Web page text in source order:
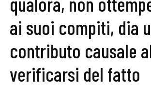
ai suoi compiti, dia
contributo causale
verificarsi del fatto